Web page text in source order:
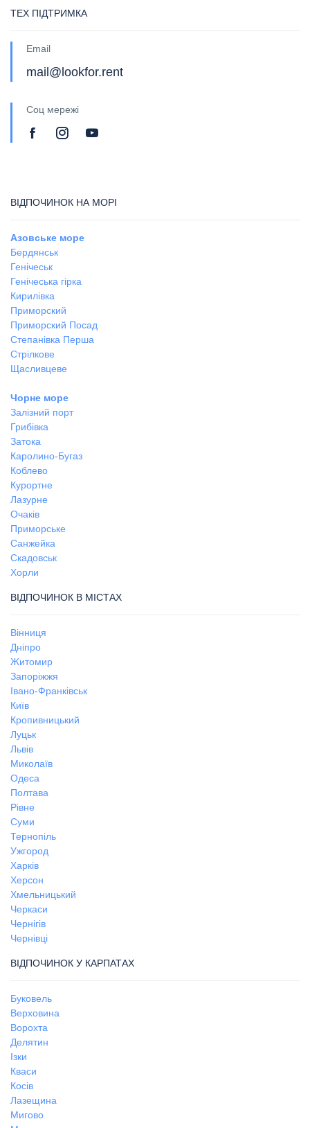
ТЕХ ПІДТРИМКА
Email
mail@lookfor.rent
Соц мережі
ВІДПОЧИНОК НА МОРІ
Азовське море
Бердянськ
Генічеськ
Генічеська гірка
Кирилівка
Приморский
Приморский Посад
Степанівка Перша
Стрілкове
Щасливцеве
Чорне море
Залізний порт
Грибівка
Затока
Каролино-Бугаз
Коблево
Курортне
Лазурне
Очаків
Приморське
Санжейка
Скадовськ
Хорли
ВІДПОЧИНОК В МІСТАХ
Вінниця
Дніпро
Житомир
Запоріжжя
Івано-Франківськ
Київ
Кропивницький
Луцьк
Львів
Миколаїв
Одеса
Полтава
Рівне
Суми
Тернопіль
Ужгород
Харків
Херсон
Хмельницький
Черкаси
Чернігів
Чернівці
ВІДПОЧИНОК У КАРПАТАХ
Буковель
Верховина
Ворохта
Делятин
Ізки
Кваси
Косів
Лазещина
Мигово